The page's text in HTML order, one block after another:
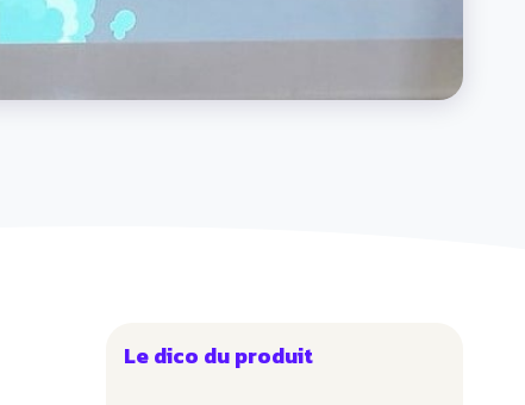
Le dico du produit